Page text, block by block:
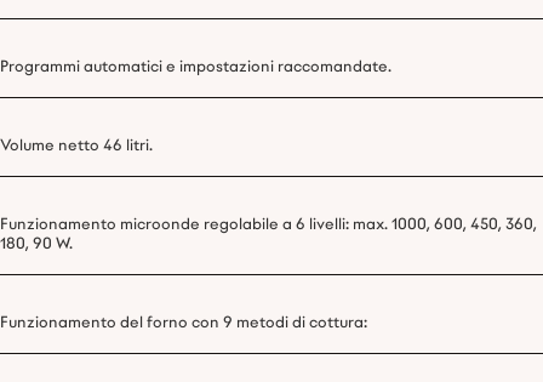
Programmi automatici e impostazioni raccomandate.
Volume netto 46 litri.
Funzionamento microonde regolabile a 6 livelli: max. 1000, 600, 450, 360,
180, 90 W.
Funzionamento del forno con 9 metodi di cottura: